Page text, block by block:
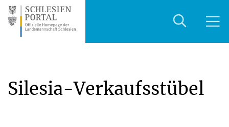
Silesia-Verkaufsstübel